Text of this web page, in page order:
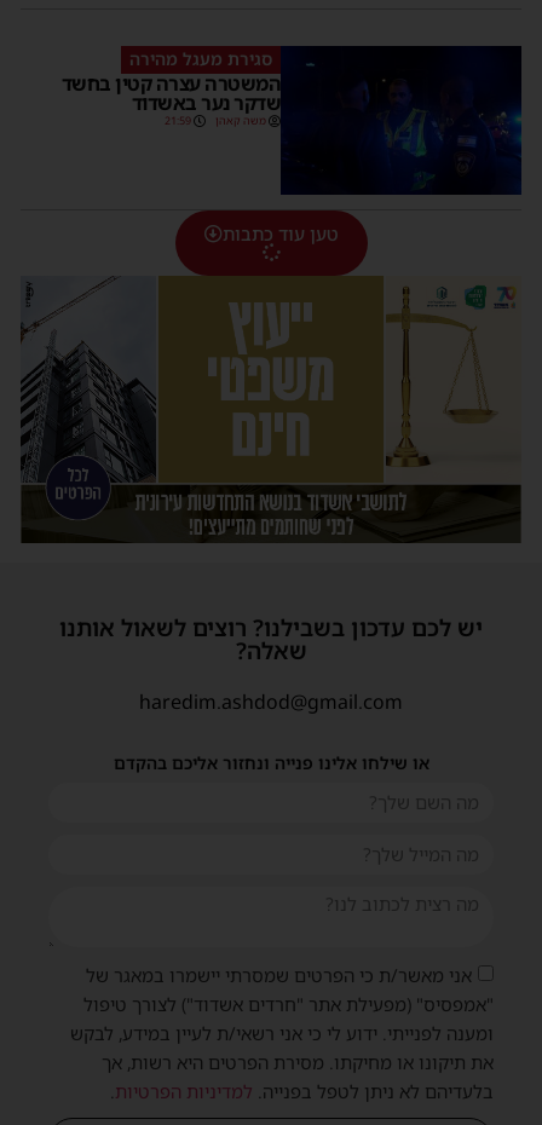
סגירת מעגל מהירה
המשטרה עצרה קטין בחשד
שדקר נער באשדוד
משה קאהן 21:59
טען עוד כתבות
יש לכם עדכון בשבילנו? רוצים לשאול אותנו
שאלה?
haredim.ashdod@gmail.com
או שילחו אלינו פנייה ונחזור אליכם בהקדם
אני מאשר/ת כי הפרטים שמסרתי יישמרו במאגר של
"אמפסיס" (מפעילת אתר "חרדים אשדוד") לצורך טיפול
ומענה לפנייתי. ידוע לי כי אני רשאי/ת לעיין במידע, לבקש
את תיקונו או מחיקתו. מסירת הפרטים היא רשות, אך
בלעדיהם לא ניתן לטפל בפנייה.למדיניות הפרטיות.